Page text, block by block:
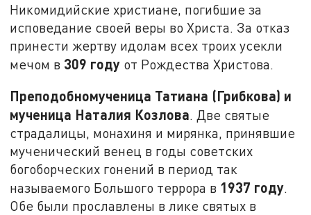
Никомидийские христиане, погибшие за
исповедание своей веры во Христа. За отказ
принести жертву идолам всех троих усекли
мечом в 309 году от Рождества Христова.
Преподобномученица Татиана (Грибкова) и
мученица Наталия Козлова. Две святые
страдалицы, монахиня и мирянка, принявшие
мученический венец в годы советских
богоборческих гонений в период так
называемого Большого террора в 1937 году.
Обе были прославлены в лике святых в